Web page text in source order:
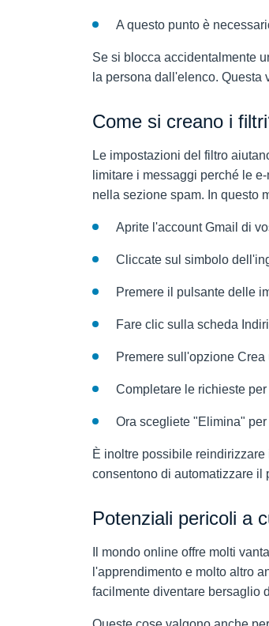
A questo punto è
Se si blocca accidentalmente
la persona dall'elenco.
Come si creano i
Le impostazioni del filtro
limitare i messaggi perché le
nella sezione spam. In questo
Aprite l'account Gmail di
Cliccate sul simbolo
Premere il pulsante delle
Fare clic sulla scheda
Premere sull'opzione Crea
Completare le richieste
Ora scegliete "Elimina"
È inoltre possibile
consentono di automatizzare il
Potenziali pericoli a
Il mondo online offre molti
l'apprendimento e molto altro
facilmente diventare bersaglio